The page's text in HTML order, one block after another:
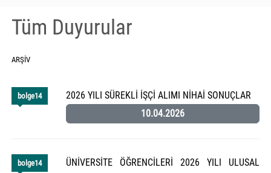
Tüm Duyurular
ARŞIV
bolge14
2026 YILI SÜREKLİ İŞÇİ ALIMI NİHAİ SONUÇLAR
10.04.2026
bolge14
ÜNİVERSİTE ÖĞRENCİLERİ 2026 YILI ULUSAL